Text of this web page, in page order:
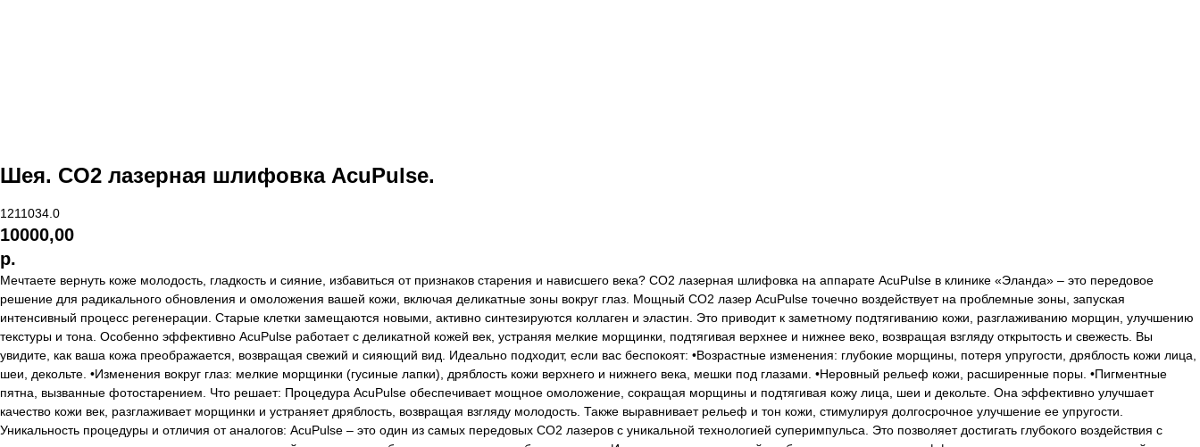
Шея. CO2 лазерная шлифовка AcuPulse.
1211034.0
10000,00
р.
Мечтаете вернуть коже молодость, гладкость и сияние, избавиться от признаков старения и нависшего века? CO2 лазерная шлифовка на аппарате AcuPulse в клинике «Эланда» – это передовое
решение для радикального обновления и омоложения вашей кожи, включая деликатные зоны вокруг глаз. Мощный CO2 лазер AcuPulse точечно воздействует на проблемные зоны, запуская
интенсивный процесс регенерации. Старые клетки замещаются новыми, активно синтезируются коллаген и эластин. Это приводит к заметному подтягиванию кожи, разглаживанию морщин, улучшению
текстуры и тона. Особенно эффективно AcuPulse работает с деликатной кожей век, устраняя мелкие морщинки, подтягивая верхнее и нижнее веко, возвращая взгляду открытость и свежесть. Вы
увидите, как ваша кожа преображается, возвращая свежий и сияющий вид. Идеально подходит, если вас беспокоят: •Возрастные изменения: глубокие морщины, потеря упругости, дряблость кожи лица,
шеи, декольте. •Изменения вокруг глаз: мелкие морщинки (гусиные лапки), дряблость кожи верхнего и нижнего века, мешки под глазами. •Неровный рельеф кожи, расширенные поры. •Пигментные
пятна, вызванные фотостарением. Что решает: Процедура AcuPulse обеспечивает мощное омоложение, сокращая морщины и подтягивая кожу лица, шеи и декольте. Она эффективно улучшает
качество кожи век, разглаживает морщинки и устраняет дряблость, возвращая взгляду молодость. Также выравнивает рельеф и тон кожи, стимулируя долгосрочное улучшение ее упругости.
Уникальность процедуры и отличия от аналогов: AcuPulse – это один из самых передовых CO2 лазеров с уникальной технологией суперимпульса. Это позволяет достигать глубокого воздействия с